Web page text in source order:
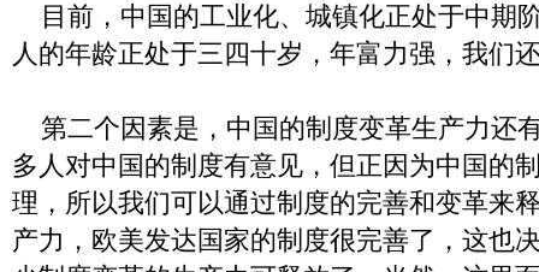
目前，中国的工业化、城镇化正处于中期
人的年龄正处于三四十岁，年富力强，我们
第二个因素是，中国的制度变革生产力还
多人对中国的制度有意见，但正因为中国的
理，所以我们可以通过制度的完善和变革来
产力，欧美发达国家的制度很完善了，这也